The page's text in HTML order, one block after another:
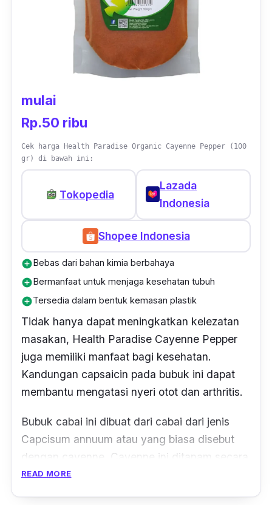
mulai
Rp.50 ribu
Cek harga Health Paradise Organic Cayenne Pepper (100
gr) di bawah ini:
Tokopedia
Lazada
Indonesia
Shopee Indonesia
add_circleBebas dari bahan kimia berbahaya
add_circleBermanfaat untuk menjaga kesehatan tubuh
add_circleTersedia dalam bentuk kemasan plastik
Tidak hanya dapat meningkatkan kelezatan
masakan, Health Paradise Cayenne Pepper
juga memiliki manfaat bagi kesehatan.
Kandungan capsaicin pada bubuk ini dapat
membantu mengatasi nyeri otot dan arthritis.
Bubuk cabai ini dibuat dari cabai dari jenis
Capcisum annuum atau yang biasa disebut
dengan
Cayenne
ini ditanam secara
organik dan bebas dari zat kimia, sehingga
READ MORE